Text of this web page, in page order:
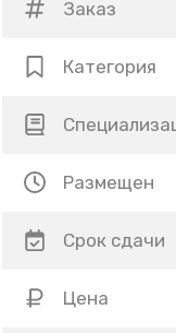
Заказ
Категория
Размещен
Срок сдачи
Цена